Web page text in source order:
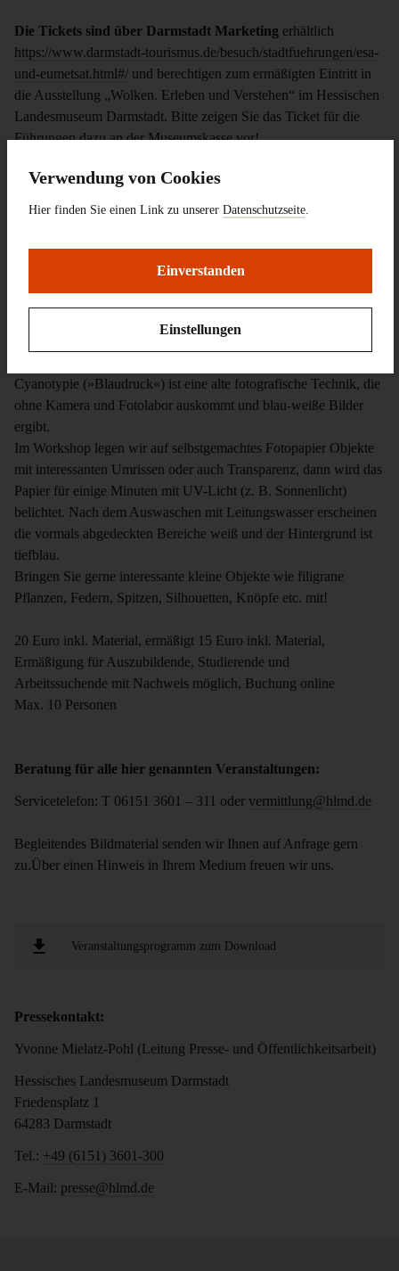
Die Tickets sind über Darmstadt Marketing erhältlich
https://www.darmstadt-tourismus.de/besuch/stadtfuehrungen/esa-
und-eumetsat.html#/ und berechtigen zum ermäßigten Eintritt in
die Ausstellung „Wolken. Erleben und Verstehen“ im Hessischen
Landesmuseum Darmstadt. Bitte zeigen Sie das Ticket für die
Führungen dazu an der Museumskasse vor!
»Wunderbares Blau«
Cyanotypie (»Blaudruck«) ist eine alte fotografische Technik, die
ohne Kamera und Fotolabor auskommt und blau-weiße Bilder
ergibt.
Im Workshop legen wir auf selbstgemachtes Fotopapier Objekte
mit interessanten Umrissen oder auch Transparenz, dann wird das
Papier für einige Minuten mit UV-Licht (z. B. Sonnenlicht)
belichtet. Nach dem Auswaschen mit Leitungswasser erscheinen
die vormals abgedeckten Bereiche weiß und der Hintergrund ist
tiefblau.
Bringen Sie gerne interessante kleine Objekte wie filigrane
Pflanzen, Federn, Spitzen, Silhouetten, Knöpfe etc. mit!
20 Euro inkl. Material, ermäßigt 15 Euro inkl. Material,
Ermäßigung für Auszubildende, Studierende und
Arbeitssuchende mit Nachweis möglich, Buchung online
Max. 10 Personen
Beratung für alle hier genannten Veranstaltungen:
Servicetelefon: T 06151 3601 – 311 oder vermittlung@hlmd.de
Begleitendes Bildmaterial senden wir Ihnen auf Anfrage gern
zu.Über einen Hinweis in Ihrem Medium freuen wir uns.
Veranstaltungsprogramm zum Download
Pressekontakt:
Yvonne Mielatz-Pohl (Leitung Presse- und Öffentlichkeitsarbeit)
Hessisches Landesmuseum Darmstadt
Friedensplatz 1
64283 Darmstadt
Tel.: +49 (6151) 3601-300
E-Mail: presse@hlmd.de
Verwendung von Cookies
Hier finden Sie einen Link zu unserer Datenschutzseite.
Einverstanden
Einstellungen